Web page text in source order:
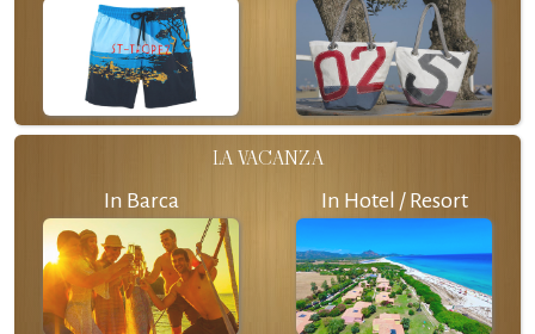
LA VACANZA
In Barca In Hotel / Resort